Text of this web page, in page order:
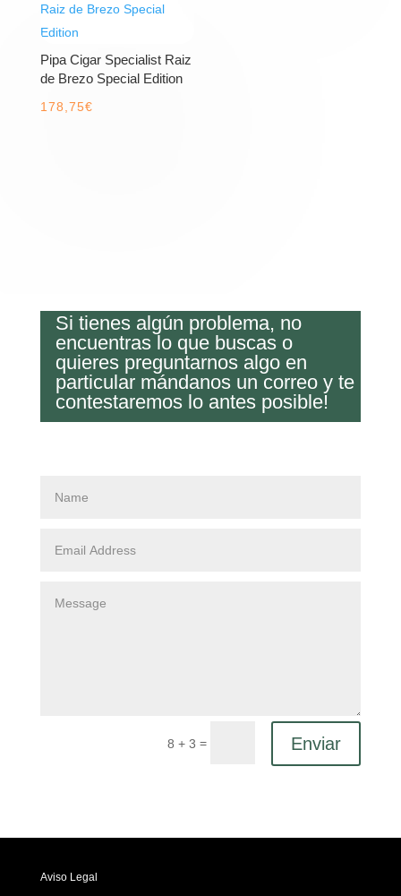
Pipa Cigar Specialist Raiz
de Brezo Special Edition
178,75€
Si tienes algún problema, no
encuentras lo que buscas o
quieres preguntarnos algo en
particular mándanos un correo y te
contestaremos lo antes posible!
8 + 3 = Enviar
Aviso Legal